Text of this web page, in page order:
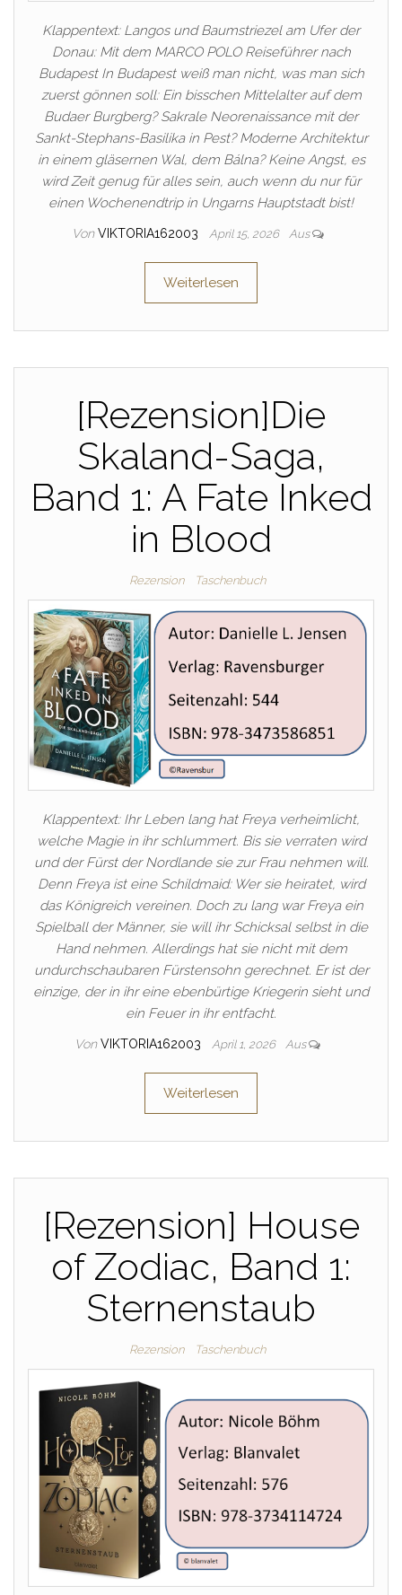
Klappentext: Langos und Baumstriezel am Ufer der
Donau: Mit dem MARCO POLO Reiseführer nach
Budapest In Budapest weiß man nicht, was man sich
zuerst gönnen soll: Ein bisschen Mittelalter auf dem
Budaer Burgberg? Sakrale Neorenaissance mit der
Sankt-Stephans-Basilika in Pest? Moderne Architektur
in einem gläsernen Wal, dem Bálna? Keine Angst, es
wird Zeit genug für alles sein, auch wenn du nur für
einen Wochenendtrip in Ungarns Hauptstadt bist!
Von VIKTORIA162003 April 15, 2026 Aus
Weiterlesen
[Rezension]Die
Skaland-Saga,
Band 1: A Fate Inked
in Blood
Rezension Taschenbuch
Klappentext: Ihr Leben lang hat Freya verheimlicht,
welche Magie in ihr schlummert. Bis sie verraten wird
und der Fürst der Nordlande sie zur Frau nehmen will.
Denn Freya ist eine Schildmaid: Wer sie heiratet, wird
das Königreich vereinen. Doch zu lang war Freya ein
Spielball der Männer, sie will ihr Schicksal selbst in die
Hand nehmen. Allerdings hat sie nicht mit dem
undurchschaubaren Fürstensohn gerechnet. Er ist der
einzige, der in ihr eine ebenbürtige Kriegerin sieht und
ein Feuer in ihr entfacht.
Von VIKTORIA162003 April 1, 2026 Aus
Weiterlesen
[Rezension] House
of Zodiac, Band 1:
Sternenstaub
Rezension Taschenbuch